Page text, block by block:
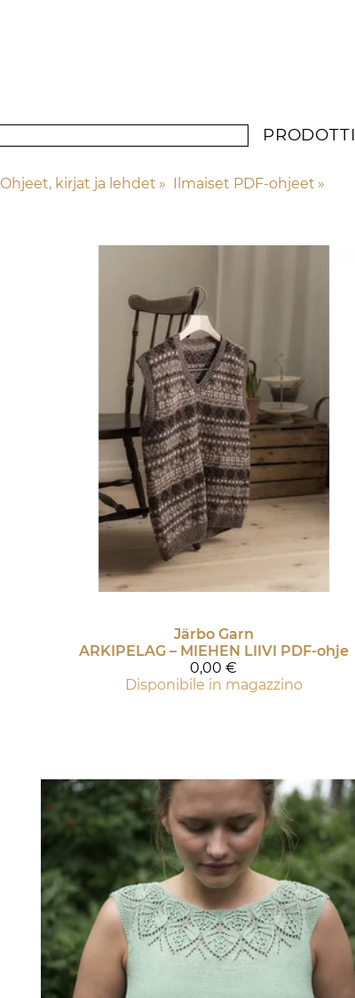
PRODOTTI
Ohjeet, kirjat ja lehdet ‪» Ilmaiset PDF-ohjeet ‪»
Järbo Garn
ARKIPELAG – MIEHEN LIIVI PDF-ohje
0,00 €
Disponibile in magazzino